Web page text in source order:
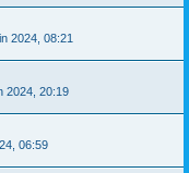
2024, 08:21
2024, 20:19
06:59